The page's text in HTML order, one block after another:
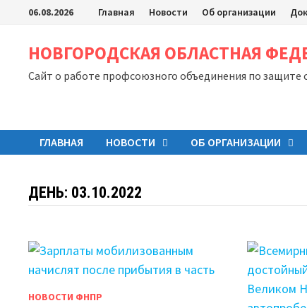
Перейти
содержимому
06.08.2026 Главная Новости Об организации
НОВГОРОДСКАЯ ОБЛАСТНАЯ
Сайт о работе профсоюзного объединения по
ГЛАВНАЯ НОВОСТИ ОБ ОРГАНИЗАЦИИ
ДЕНЬ: 03.10.2022
НОВОСТИ ФНПР